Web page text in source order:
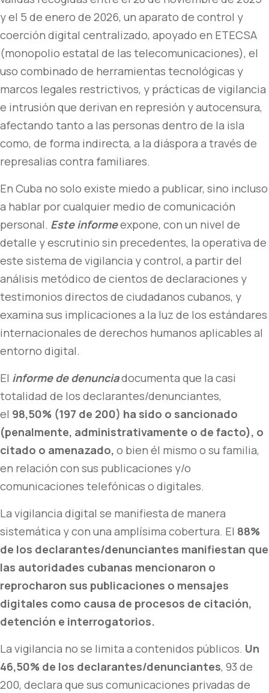
y el 5 de enero de 2026, un aparato de control y
coerción digital centralizado, apoyado en ETECSA
(monopolio estatal de las telecomunicaciones), el
uso combinado de herramientas tecnológicas y
marcos legales restrictivos, y prácticas de vigilancia
e intrusión que derivan en represión y autocensura,
afectando tanto a las personas dentro de la isla
como, de forma indirecta, a la diáspora a través de
represalias contra familiares.
En Cuba no solo existe miedo a publicar, sino incluso
a hablar por cualquier medio de comunicación
personal. Este informeexpone, con un nivel de
detalle y escrutinio sin precedentes, la operativa de
este sistema de vigilancia y control, a partir del
análisis metódico de cientos de declaraciones y
testimonios directos de ciudadanos cubanos, y
examina sus implicaciones a la luz de los estándares
internacionales de derechos humanos aplicables al
entorno digital.
El informe de denunciadocumenta que la casi
totalidad de los declarantes/denunciantes,
el 98,50% (197 de 200) ha sido o sancionado
(penalmente, administrativamente o de facto), o
citado o amenazado, o bien él mismo o su familia,
en relación con sus publicaciones y/o
comunicaciones telefónicas o digitales.
La vigilancia digital se manifiesta de manera
sistemática y con una amplísima cobertura. El 88%
de los declarantes/denunciantes manifiestan que
las autoridades cubanas mencionaron o
reprocharon sus publicaciones o mensajes
digitales como causa de procesos de citación,
detención e interrogatorios.
La vigilancia no se limita a contenidos públicos. Un
46,50% de los declarantes/denunciantes, 93 de
200, declara que sus comunicaciones privadas de